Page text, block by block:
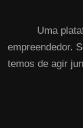
Uma
empreendedor.
temos de agir